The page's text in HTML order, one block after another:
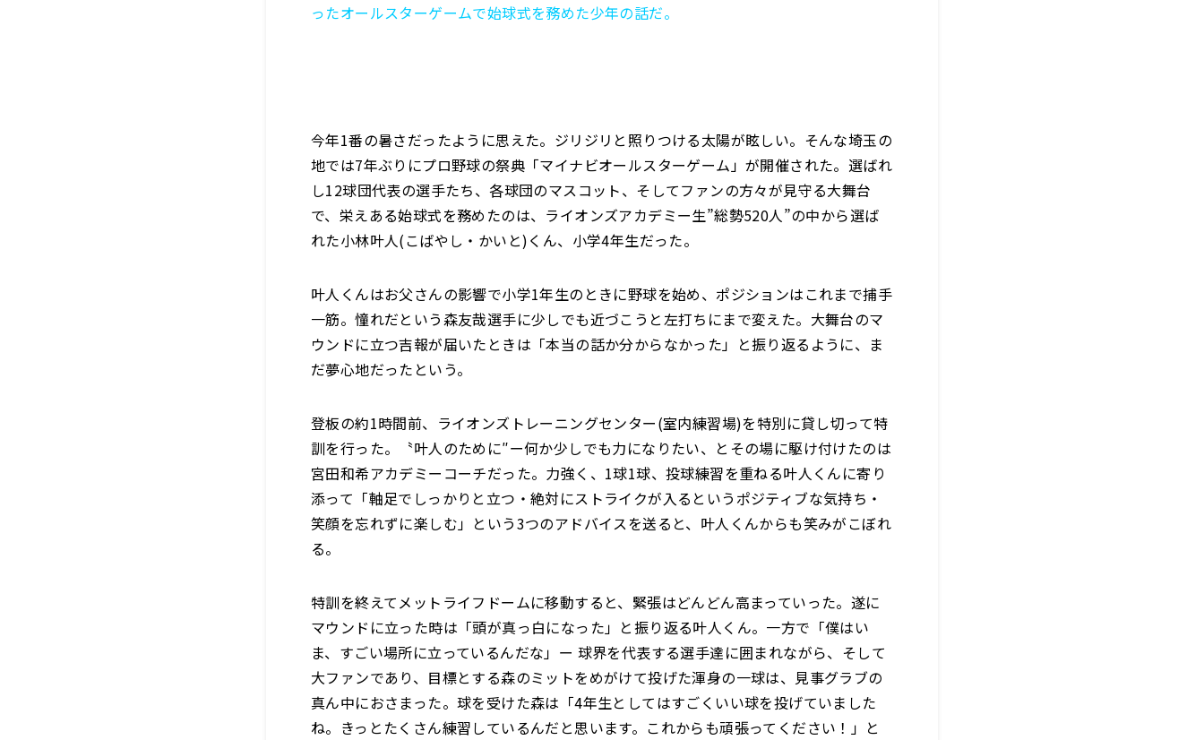
ったオールスターゲームで始球式を務めた少年の話だ。
今年1番の暑さだったように思えた。ジリジリと照りつける太陽が眩しい。そんな埼玉の
地では7年ぶりにプロ野球の祭典「マイナビオールスターゲーム」が開催された。選ばれ
し12球団代表の選手たち、各球団のマスコット、そしてファンの方々が見守る大舞台
で、栄えある始球式を務めたのは、ライオンズアカデミー生”総勢520人”の中から選ば
れた小林叶人(こばやし・かいと)くん、小学4年生だった。
叶人くんはお父さんの影響で小学1年生のときに野球を始め、ポジションはこれまで捕手
一筋。憧れだという森友哉選手に少しでも近づこうと左打ちにまで変えた。大舞台のマ
ウンドに立つ吉報が届いたときは「本当の話か分からなかった」と振り返るように、ま
だ夢心地だったという。
登板の約1時間前、ライオンズトレーニングセンター(室内練習場)を特別に貸し切って特
訓を行った。〝叶人のために″ー何か少しでも力になりたい、とその場に駆け付けたのは
宮田和希アカデミーコーチだった。力強く、1球1球、投球練習を重ねる叶人くんに寄り
添って「軸足でしっかりと立つ・絶対にストライクが入るというポジティブな気持ち・
笑顔を忘れずに楽しむ」という3つのアドバイスを送ると、叶人くんからも笑みがこぼれ
る。
特訓を終えてメットライフドームに移動すると、緊張はどんどん高まっていった。遂に
マウンドに立った時は「頭が真っ白になった」と振り返る叶人くん。一方で「僕はい
ま、すごい場所に立っているんだな」ー 球界を代表する選手達に囲まれながら、そして
大ファンであり、目標とする森のミットをめがけて投げた渾身の一球は、見事グラブの
真ん中におさまった。球を受けた森は「4年生としてはすごくいい球を投げていました
ね。きっとたくさん練習しているんだと思います。これからも頑張ってください！」と